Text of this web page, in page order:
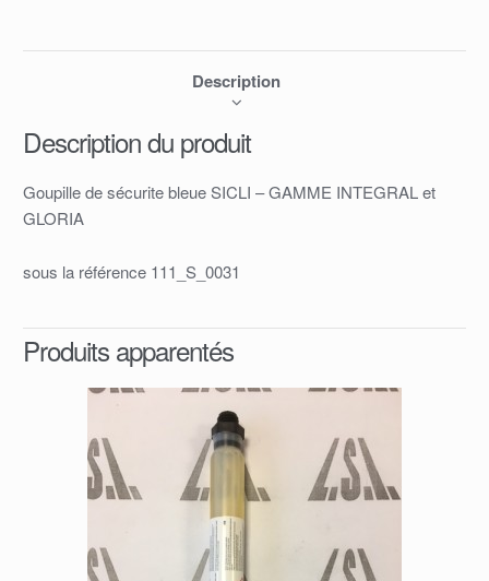
Description
Description du produit
Goupille de sécurite bleue SICLI – GAMME INTEGRAL et
GLORIA
sous la référence 111_S_0031
Produits apparentés